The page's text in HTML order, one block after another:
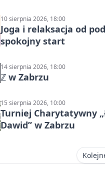
10 sierpnia 2026, 18:00
Joga i relaksacja od
spokojny start
14 sierpnia 2026, 18:00
ℤ w Zabrzu
15 sierpnia 2026, 10:00
Turniej Charytatywny
Dawid” w Zabrzu